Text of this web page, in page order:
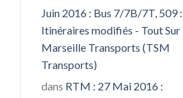
Juin 2016 : Bus 7/7B/7T, 509 :
Itinéraires modifiés - Tout Sur
Marseille Transports (TSM
Transports)
dans RTM : 27 Mai 2016 :